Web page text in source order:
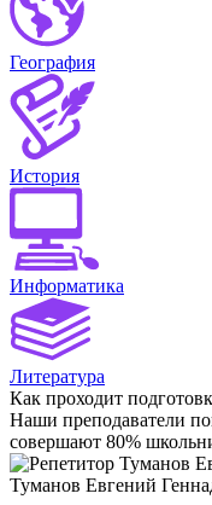
География
История
Информатика
Литература
Как проходит
Наши преподаватели
совершают 80%
Туманов Евгений